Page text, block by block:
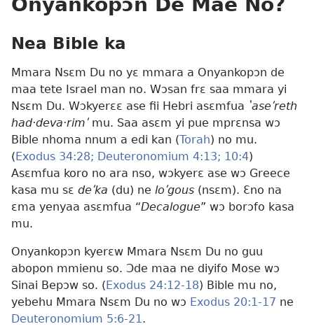
Nea Bible ka
Mmara Nsɛm Du no yɛ mmara a Onyankopɔn de
maa tete Israel man no. Wɔsan frɛ saa mmara yi
Nsɛm Du. Wɔkyerɛɛ ase fii Hebri asɛmfua ʽaseʹreth
had·deva·rimʹmu. Saa asɛm yi pue mprɛnsa wɔ
Bible nhoma nnum a edi kan (Torah) no mu.
( Exodus 34:28; Deuteronomium 4:13; 10:4)
Asɛmfua koro no ara nso, wɔkyerɛ ase wɔ Greece
kasa mu sɛ deʹka (du) ne loʹgous (nsɛm). Ɛno na
ɛma yenyaa asɛmfua “Decalogue” wɔ borɔfo kasa
mu.
Onyankopɔn kyerɛw Mmara Nsɛm Du no guu
abopon mmienu so. Ɔde maa ne diyifo Mose wɔ
Sinai Bepɔw so. ( Exodus 24:12-18) Bible mu no,
yebehu Mmara Nsɛm Du no wɔ Exodus 20:1-17 ne
Deuteronomium 5:6-21.